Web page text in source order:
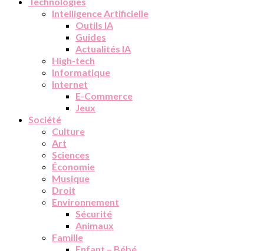
Intelligence Artificielle
Outils IA
Guides
Actualités IA
High-tech
Informatique
Internet
E-Commerce
Jeux
Société
Culture
Art
Sciences
Économie
Musique
Droit
Environnement
Sécurité
Animaux
Famille